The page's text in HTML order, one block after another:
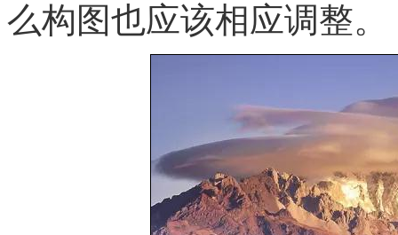
么构图也应该相应调整。